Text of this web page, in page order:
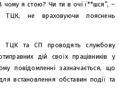
чому я стою? Чи ти в очі ї**шся”, –
ТЦК, не враховуючи пояснень
ТЦК та СП проводять службову
дій своїх працівників у
повідомленні зазначається, що
встановлення обставин події та